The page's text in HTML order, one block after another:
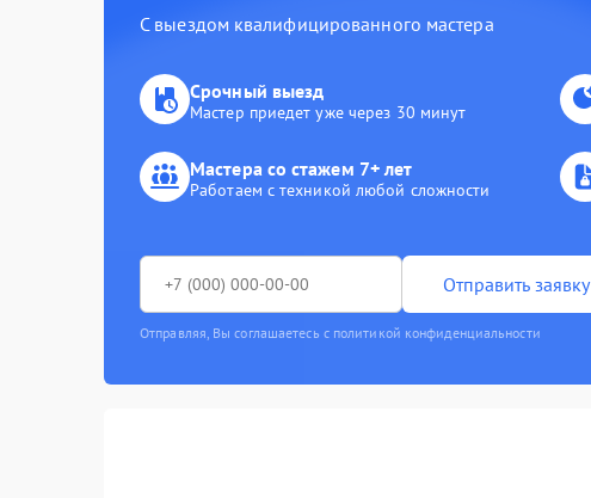
С выездом квалифицированного мастера
Срочный выезд
Мастер приедет уже через 30 минут
Мастера со стажем 7+ лет
Работаем с техникой любой сложности
Отправить заявку
Отправляя, Вы соглашаетесь с политикой конфиденциальности